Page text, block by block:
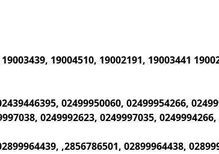
19003439, 19004510, 19002191, 19003441
02499950060, 02499954266,
0249992623, 0249997035,
,2856786501, 02899964438,